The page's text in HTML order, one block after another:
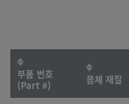
부품 번호
(Part #)
몸체 재질